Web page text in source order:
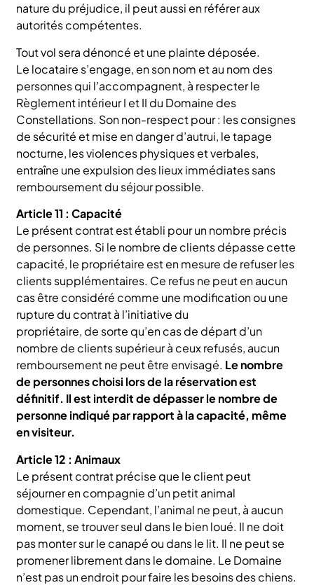
nature du préjudice, il peut aussi en référer aux
autorités compétentes.
Tout vol sera dénoncé et une plainte déposée.
Le locataire s’engage, en son nom et au nom des
personnes qui l’accompagnent, à respecter le
Règlement intérieur I et II du Domaine des
Constellations. Son non-respect pour : les consignes
de sécurité et mise en danger d’autrui, le tapage
nocturne, les violences physiques et verbales,
entraîne une expulsion des lieux immédiates sans
remboursement du séjour possible.
Article 11 : Capacité
Le présent contrat est établi pour un nombre précis
de personnes. Si le nombre de clients dépasse cette
capacité, le propriétaire est en mesure de refuser les
clients supplémentaires. Ce refus ne peut en aucun
cas être considéré comme une modification ou une
rupture du contrat à l’initiative du
propriétaire, de sorte qu’en cas de départ d’un
nombre de clients supérieur à ceux refusés, aucun
remboursement ne peut être envisagé. Le nombre
de personnes choisi lors de la réservation est
définitif. Il est interdit de dépasser le nombre de
personne indiqué par rapport à la capacité, même
en visiteur.
Article 12 : Animaux
Le présent contrat précise que le client peut
séjourner en compagnie d’un petit animal
domestique. Cependant, l’animal ne peut, à aucun
moment, se trouver seul dans le bien loué. Il ne doit
pas monter sur le canapé ou dans le lit. Il ne peut se
promener librement dans le domaine. Le Domaine
n’est pas un endroit pour faire les besoins des chiens.